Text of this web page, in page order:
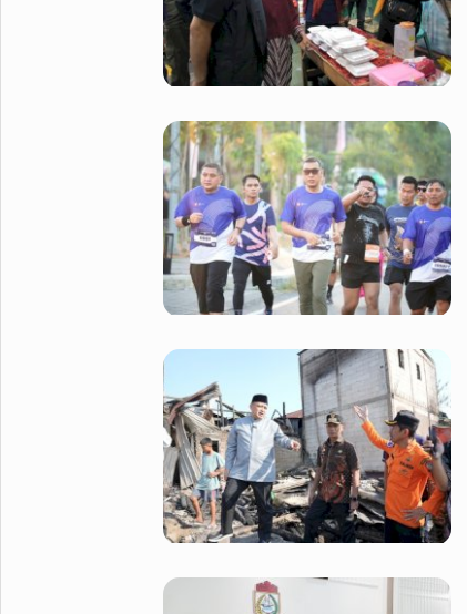
Hukum & Kriminal
Internasional
Citizen
Pemerintahan
Golf
Infotainment
Parenting